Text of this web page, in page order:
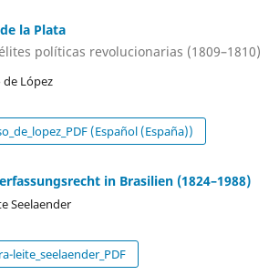
la Plata
políticas revolucionarias (1809–1810)
de López
(Español (España))
in Brasilien (1824–1988)
Seelaender
leite_seelaender_PDF